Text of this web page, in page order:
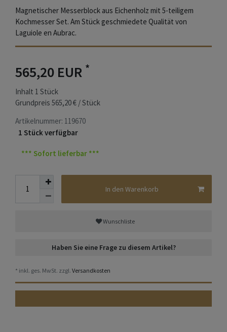
Magnetischer Messerblock aus Eichenholz mit 5-teiligem
Kochmesser Set. Am Stück geschmiedete Qualität von
Laguiole en Aubrac.
565,20 EUR *
Inhalt 1 Stück
Grundpreis 565,20 € / Stück
Artikelnummer: 119670
1 Stück verfügbar
*** Sofort lieferbar ***
In den Warenkorb
Wunschliste
Haben Sie eine Frage zu diesem Artikel?
* inkl. ges. MwSt. zzgl. Versandkosten